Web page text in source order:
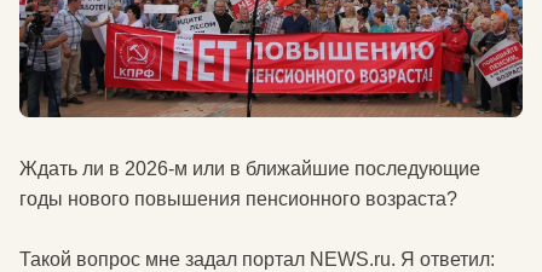
Ждать ли в 2026-м или в ближайшие последующие
годы нового повышения пенсионного возраста?
Такой вопрос мне задал портал NEWS.ru. Я ответил: